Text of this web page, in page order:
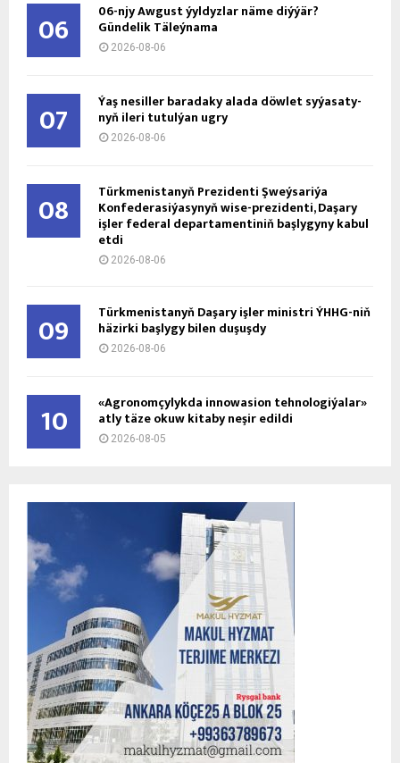
06 06-njy Awgust ýyldyzlar näme diýýär?
Gündelik Täleýnama
2026-08-06
07 Ýaş ne­sil­ler ba­ra­da­ky ala­da döw­let sy­ýa­sa­ty­
nyň ile­ri tu­tul­ýan ug­ry
2026-08-06
08 Türkmenistanyň Prezidenti Şweýsariýa
Konfederasiýasynyň wise-prezidenti, Daşary
işler federal departamentiniň başlygyny kabul
etdi
2026-08-06
09 Türkmenistanyň Daşary işler ministri ÝHHG-niň
häzirki başlygy bilen duşuşdy
2026-08-06
10 «Agronomçylykda innowasion tehnologiýalar»
atly täze okuw kitaby neşir edildi
2026-08-05